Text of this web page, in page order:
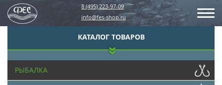
8 (495) 223-97-09
info@fes-shop.ru
КАТАЛОГ ТОВАРОВ
РЫБАЛКА